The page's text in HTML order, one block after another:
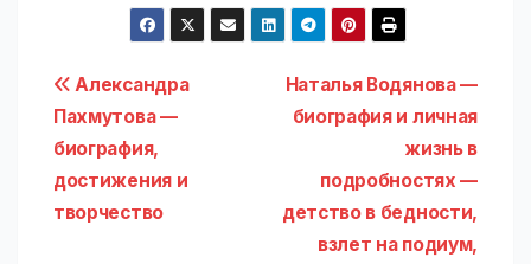
Навигация
по
записям
Наталья Водянова —
биография и личная
жизнь в
подробностях —
детство в бедности,
взлет на подиум,
Александра
Пахмутова —
биография,
достижения и
творчество